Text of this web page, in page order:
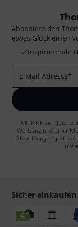
Abonniere den
etwas Glück einen
Inspirierende
E-Mail-Adresse*
Mit Klick auf „Jetzt
Werbung und einer
Abmeldung ist
Sicher